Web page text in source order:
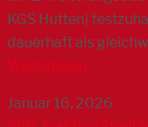
KGS Hutten)
dauerhaft als
Weiterlesen
Januar 16, 2026